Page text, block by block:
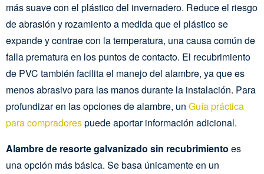
más suave con el plástico del invernadero. Reduce el riesgo
de abrasión y rozamiento a medida que el plástico se
expande y contrae con la temperatura, una causa común de
falla prematura en los puntos de contacto. El recubrimiento
de PVC también facilita el manejo del alambre, ya que es
menos abrasivo para las manos durante la instalación. Para
profundizar en las opciones de alambre, un Guía práctica
para compradorespuede aportar información adicional.
Alambre de resorte galvanizado sin recubrimiento es
una opción más básica. Se basa únicamente en un